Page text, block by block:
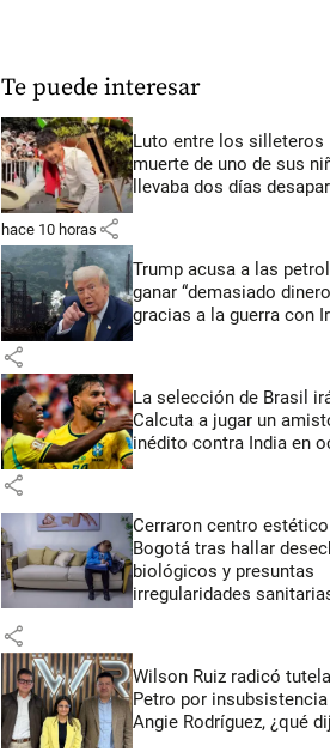
Te puede interesar
Luto entre los silleteros
muerte de uno de sus
llevaba dos días
hace 10 horas share
Trump acusa a las
ganar “demasiado
gracias a la guerra con
share
La selección de Brasil
Calcuta a jugar un
inédito contra India en
share
Cerraron centro
Bogotá tras hallar
biológicos y presuntas
irregularidades
share
Wilson Ruiz radicó
Petro por
Angie Rodríguez, ¿qué